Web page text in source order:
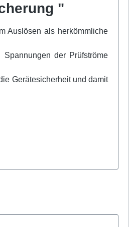
"
Auslösen als herkömmliche
der Prüfströme
Gerätesicherheit und damit